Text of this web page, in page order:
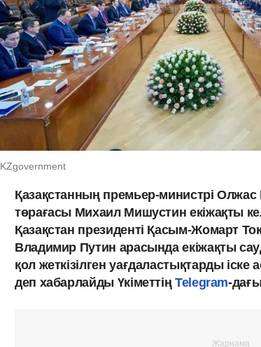
Қазақстанның премьер-министрі Олжас
төрағасы Михаил Мишустин екіжақты
Қазақстан президенті Қасым-Жомарт
Владимир Путин арасында екіжақты
қол жеткізілген уағдаластықтарды
деп хабарлайды Үкіметтің Telegram-